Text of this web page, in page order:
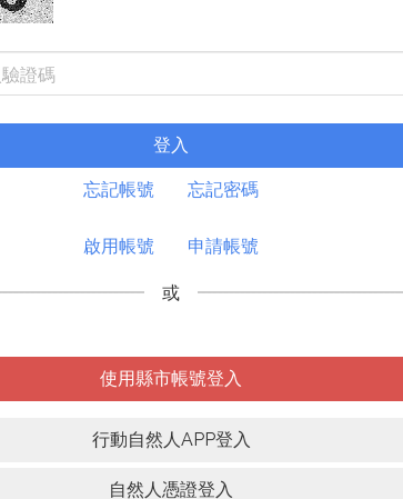
登入
忘記帳號 忘記密碼
啟用帳號 申請帳號
或
使用縣市帳號登入
行動自然人APP登入
自然人憑證登入